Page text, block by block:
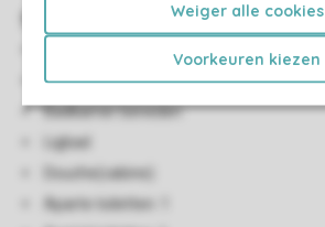
Weiger alle cookies
Voorkeuren kiezen
Badkamers beneden: 1
Badkamer beneden
Ligbad
Douche(cabine)
Aparte toiletten: 1